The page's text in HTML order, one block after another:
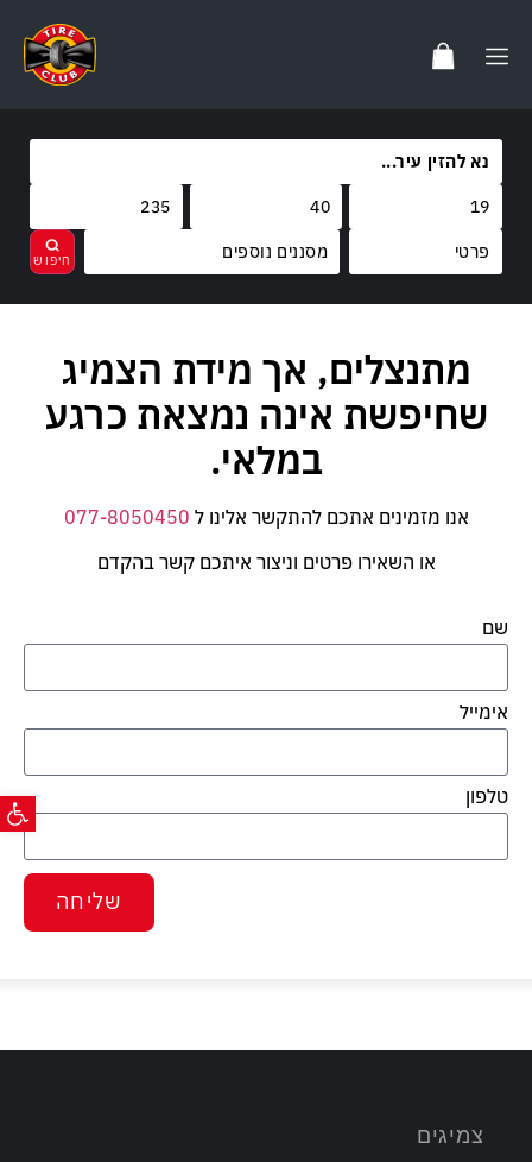
פתח
מסננים נוספים
קוד משקל
קוד מהירות
נקה בחר
מתנצלים, אך מידת הצמיג
שחיפשת אינה נמצאת כרגע
במלאי.
אנו מזמינים אתכם להתקשר אלינו ל 077-8050450
או השאירו פרטים וניצור איתכם קשר בהקדם
שם
אימייל
טלפון
שליחה
צמיגים